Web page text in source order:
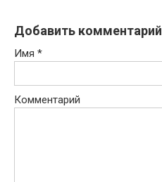
Добавить комментарий
Имя *
Комментарий